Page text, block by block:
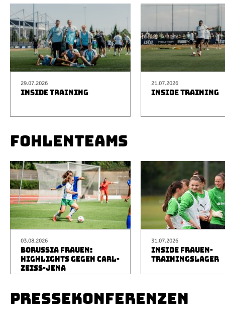
29.07.2026
INSIDE TRAINING
21.07.2026
INSIDE TRAINING
FOHLENTEAMS
03.08.2026
BORUSSIA FRAUEN:
HIGHLIGHTS GEGEN CARL-
ZEISS-JENA
31.07.2026
INSIDE FRAUEN-
TRAININGSLAGER
PRESSEKONFERENZEN